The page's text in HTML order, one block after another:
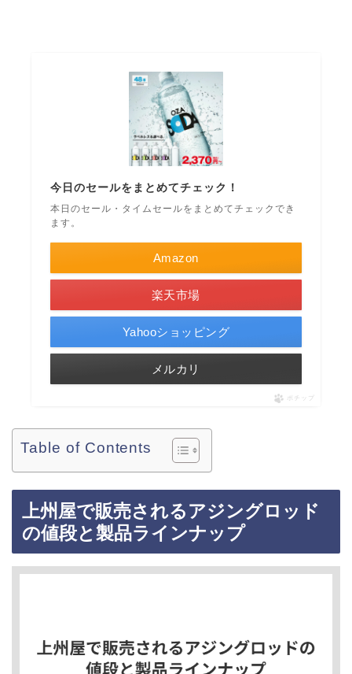
今日のセールをまとめてチェック！
本日のセール・タイムセールをまとめてチェックでき
ます。
Amazon
楽天市場
Yahooショッピング
メルカリ
ポチップ
Table of Contents
上州屋で販売されるアジングロッド
の値段と製品ラインナップ